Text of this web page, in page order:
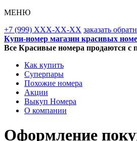
МЕНЮ
+7 (999) XXX-XX-XX заказать
Купи-номер магазин красивых
Все Красивые номера продаются с
Как купить
Суперпары
Похожие номера
Акции
Выкуп Номера
О компании
Оформление